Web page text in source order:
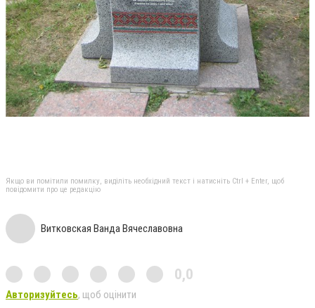
Якщо ви помітили помилку, виділіть необхідний текст і натисніть Ctrl + Enter, щоб
повідомити про це редакцію
Витковская Ванда Вячеславовна
0,0
Авторизуйтесь, щоб оцінити